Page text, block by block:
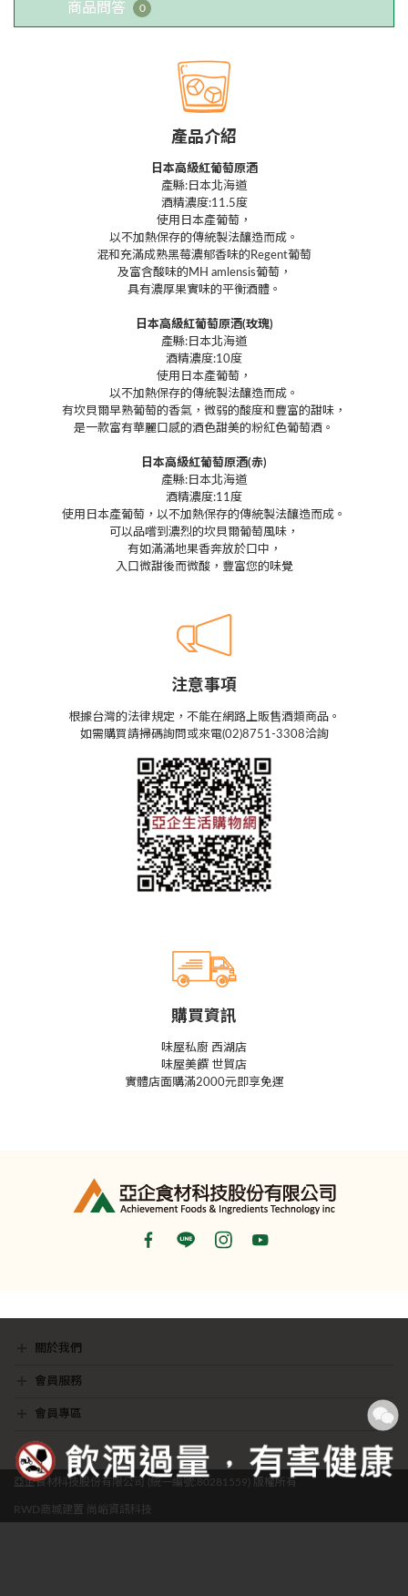
商品問答 0
產品介紹
日本高級紅葡萄原酒
產縣:日本北海道
酒精濃度:11.5度
使用日本產葡萄，
以不加熱保存的傳統製法釀造而成。
混和充滿成熟黑莓濃郁香味的Regent葡萄
及富含酸味的MH amlensis葡萄，
具有濃厚果實味的平衡酒體。
日本高級紅葡萄原酒(玫瑰)
產縣:日本北海道
酒精濃度:10度
使用日本產葡萄，
以不加熱保存的傳統製法釀造而成。
有坎貝爾早熟葡萄的香氣，微弱的酸度和豐富的甜味，
是一款富有華麗口感的酒色甜美的粉紅色葡萄酒。
日本高級紅葡萄原酒(赤)
產縣:日本北海道
酒精濃度:11度
使用日本產葡萄，以不加熱保存的傳統製法釀造而成。
可以品嚐到濃烈的坎貝爾葡萄風味，
有如滿滿地果香奔放於口中，
入口微甜後而微酸，豐富您的味覺
注意事項
根據台灣的法律規定，不能在網路上販售酒類商品。
如需購買請掃碼詢問或來電(02)8751-3308洽詢
購買資訊
味屋私廚 西湖店
味屋美饌 世貿店
實體店面購滿2000元即享免運
關於我們
會員服務
會員專區
亞企食材科技股份有限公司 (統一編號:80281559) 版權所有
RWD商城建置 尚峪資訊科技